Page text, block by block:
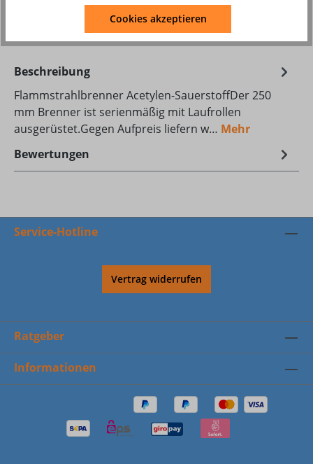
10018617
Beschreibung
Flammstrahlbrenner Acetylen-SauerstoffDer 250
mm Brenner ist serienmäßig mit Laufrollen
ausgerüstet.Gegen Aufpreis liefern w… Mehr
Bewertungen
Service-Hotline
Vertrag widerrufen
Ratgeber
Informationen
Cookies akzeptieren